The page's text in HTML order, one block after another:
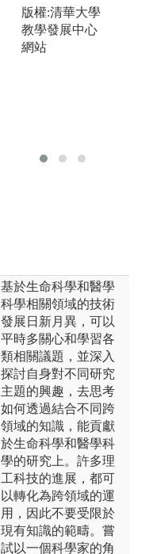
版權:清華大學
教學發展中心
網站
基於生命科學和醫學
科學相關領域的技術
發展日新月異，可以
平時多關心和學習各
類相關議題，並深入
探討自身對不同研究
主題的興趣，去思考
如何透過結合不同跨
領域的知識，能貢獻
於生命科學和醫學科
學的研究上。許多理
工科技的進展，都可
以轉化為跨領域的運
用，因此不要受限於
現有知識的範疇。嘗
試以一個科學家的角